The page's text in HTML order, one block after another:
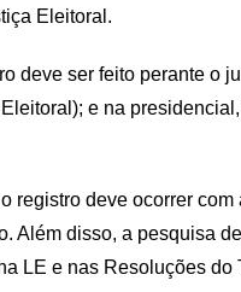
Eleitoral.
deve ser feito perante o
e na
registro deve ocorrer com
Além disso, a pesquisa
LE e nas Resoluções do